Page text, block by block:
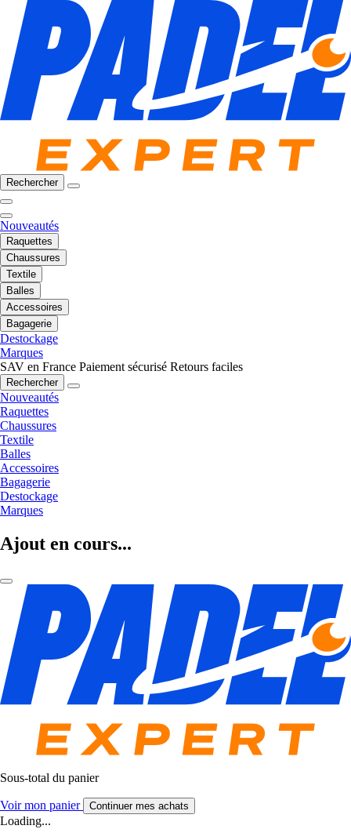
Rechercher
Nouveautés
Raquettes
Chaussures
Textile
Balles
Accessoires
Bagagerie
Destockage
Marques
SAV en France Paiement sécurisé Retours faciles
Rechercher
Nouveautés
Raquettes
Chaussures
Textile
Balles
Accessoires
Bagagerie
Destockage
Marques
Ajout en cours...
Sous-total du panier
Voir mon panier Continuer mes achats
Loading...